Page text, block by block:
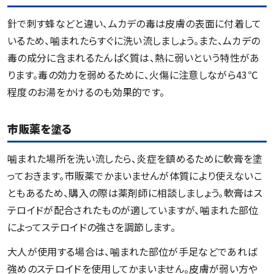
針で刺す蜂などと違い、ムカデの毒は皮膚の表面に付着して
いるため、噛まれたらすぐに洗い流しましょう。また、ムカデの
毒の成分に含まれるたんぱく質は、熱に弱いという特性があ
ります。毒の効力を弱めるために、火傷に注意しながら43℃
程度のお湯をかけるのも効果的です。
市販薬を塗る
噛まれた場所を洗い流したら、炎症を鎮めるために軟膏を塗
っておきます。市販薬でかまいませんが体質により使えないこ
ともあるため、購入の際は薬剤師に相談しましょう。軟膏はス
テロイドが配合されたものが適していますが、噛まれた部位
によってステロイドの強さを調節します。
大人が使用する場合は、噛まれた部位が手足などであれば
強めのステロイドを使用してかまいません。皮膚が弱い方や